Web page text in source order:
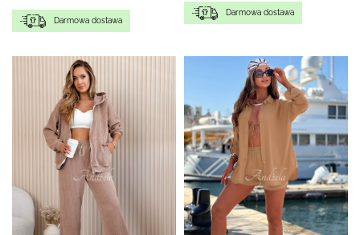
Darmowa dostawa
Darmowa dostawa